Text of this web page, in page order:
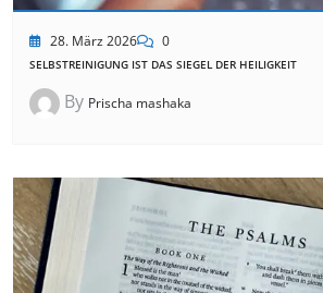
28. März 2026 0
SELBSTREINIGUNG IST DAS SIEGEL DER HEILIGKEIT
By Prischa mashaka